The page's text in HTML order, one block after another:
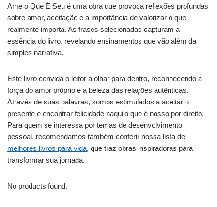
Ame o Que É Seu é uma obra que provoca reflexões profundas
sobre amor, aceitação e a importância de valorizar o que
realmente importa. As frases selecionadas capturam a
essência do livro, revelando ensinamentos que vão além da
simples narrativa.
Este livro convida o leitor a olhar para dentro, reconhecendo a
força do amor próprio e a beleza das relações autênticas.
Através de suas palavras, somos estimulados a aceitar o
presente e encontrar felicidade naquilo que é nosso por direito.
Para quem se interessa por temas de desenvolvimento
pessoal, recomendamos também conferir nossa lista de
melhores livros para vida, que traz obras inspiradoras para
transformar sua jornada.
No products found.